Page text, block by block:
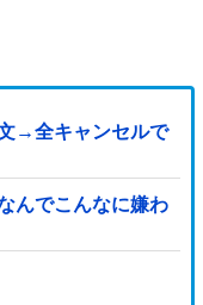
→全キャンセルで
んでこんなに嫌わ